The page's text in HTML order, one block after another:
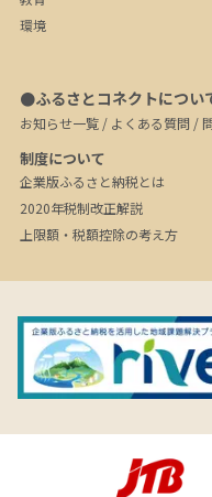
環境
●ふるさとコネクトについ
お知らせ一覧/ よくある質問 /
制度について
企業版ふるさと納税とは
2020年税制改正解説
上限額・税額控除の考え方